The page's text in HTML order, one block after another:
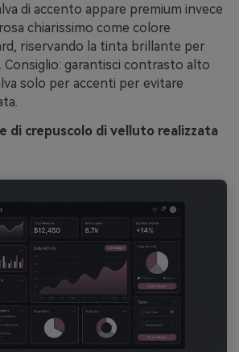
di accento appare premium invece
chiarissimo come colore
riservando la tinta brillante per
Consiglio: garantisci contrasto alto
solo per accenti per evitare
di crepuscolo di velluto realizzata